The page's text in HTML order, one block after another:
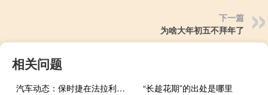
下一篇
为啥大年初五不拜年了
相关问题
汽车动态：保时捷在法拉利主导GT的6小时COTA赛事中获得1-2分
“长趁花期”的出处是哪里